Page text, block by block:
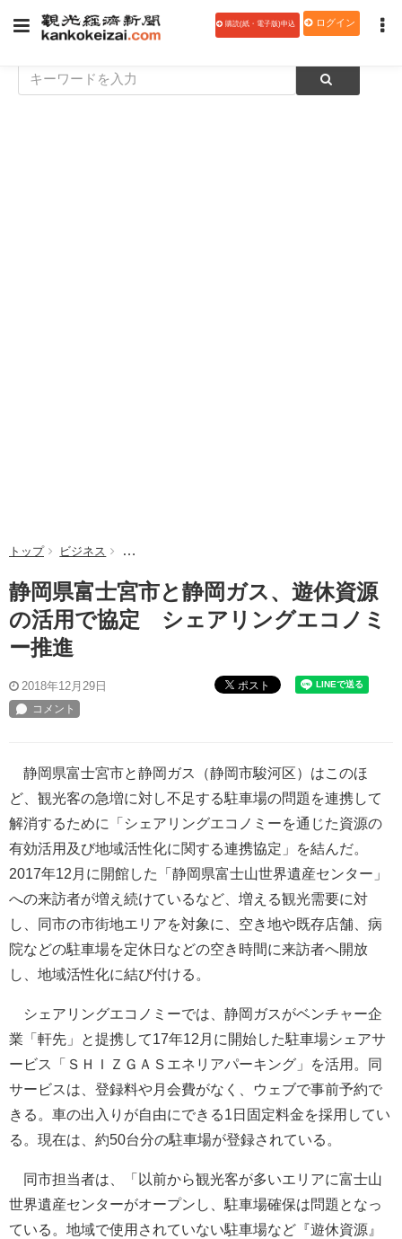
購読(紙・電子版)申込 ログイン
トップ ビジネス 静岡県富士宮市と静岡ガス、遊休資源の活用で協定
静岡県富士宮市と静岡ガス、遊休資源
の活用で協定 シェアリングエコノミ
ー推進
2018年12月29日 ポスト
静岡県富士宮市と静岡ガス（静岡市駿河区）はこのほ
ど、観光客の急増に対し不足する駐車場の問題を連携して
解消するために「シェアリングエコノミーを通じた資源の
有効活用及び地域活性化に関する連携協定」を結んだ。
2017年12月に開館した「静岡県富士山世界遺産センター」
への来訪者が増え続けているなど、増える観光需要に対
し、同市の市街地エリアを対象に、空き地や既存店舗、病
院などの駐車場を定休日などの空き時間に来訪者へ開放
し、地域活性化に結び付ける。
シェアリングエコノミーでは、静岡ガスがベンチャー企
業「軒先」と提携して17年12月に開始した駐車場シェアサ
ービス「ＳＨＩＺＧＡＳエネリアパーキング」を活用。同
サービスは、登録料や月会費がなく、ウェブで事前予約で
きる。車の出入りが自由にできる1日固定料金を採用してい
る。現在は、約50台分の駐車場が登録されている。
同市担当者は、「以前から観光客が多いエリアに富士山
世界遺産センターがオープンし、駐車場確保は問題となっ
ている。地域で使用されていない駐車場など『遊休資源』